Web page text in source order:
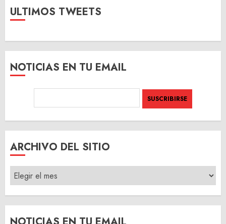
ULTIMOS TWEETS
NOTICIAS EN TU EMAIL
ARCHIVO DEL SITIO
ARCHIVO
DEL
SITIO